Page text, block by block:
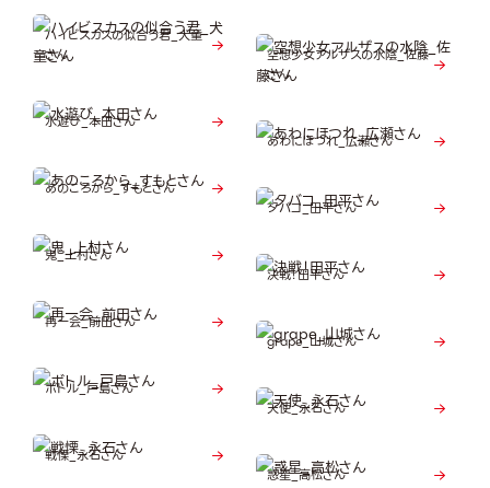
ハイビスカスの似合う君_犬童
さん
空想少女アルザスの水陰_佐藤
さん
水遊び_本田さん
あわにほつれ_広瀬さん
あのころから_すもとさん
タバコ_田平さん
鬼_上村さん
決戦！田平さん
再一会_前田さん
grape_山城さん
ボトル_戸島さん
天使_永石さん
戦慄_永石さん
惑星_高松さん